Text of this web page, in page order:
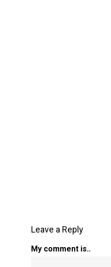
Leave a Reply
My comment is..